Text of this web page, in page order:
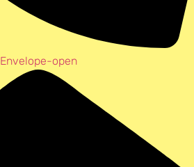
Envelope-open